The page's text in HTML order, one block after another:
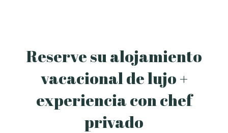
Reserve su alojamiento
vacacional de lujo +
experiencia con chef
privado